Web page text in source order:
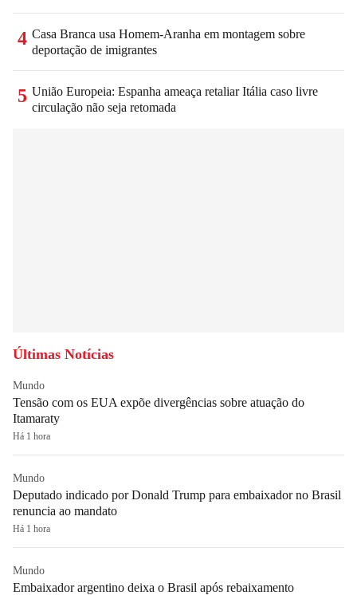
4 Casa Branca usa Homem-Aranha em montagem sobre
deportação de imigrantes
5 União Europeia: Espanha ameaça retaliar Itália caso livre
circulação não seja retomada
Últimas Notícias
Mundo
Tensão com os EUA expõe divergências sobre atuação do
Itamaraty
Há 1 hora
Mundo
Deputado indicado por Donald Trump para embaixador no Brasil
renuncia ao mandato
Há 1 hora
Mundo
Embaixador argentino deixa o Brasil após rebaixamento